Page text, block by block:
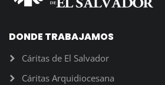
DONDE TRABAJAMOS
Cáritas de El Salvador
Cáritas Arquidiocesana